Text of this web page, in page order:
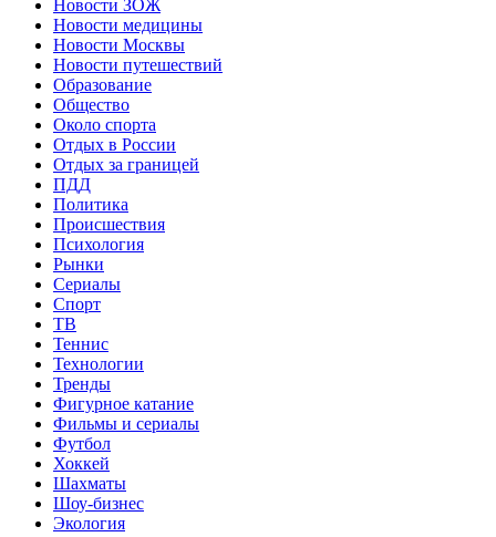
Новости ЗОЖ
Новости медицины
Новости Москвы
Новости путешествий
Образование
Общество
Около спорта
Отдых в России
Отдых за границей
ПДД
Политика
Происшествия
Психология
Рынки
Сериалы
Спорт
ТВ
Теннис
Технологии
Тренды
Фигурное катание
Фильмы и сериалы
Футбол
Хоккей
Шахматы
Шоу-бизнес
Экология